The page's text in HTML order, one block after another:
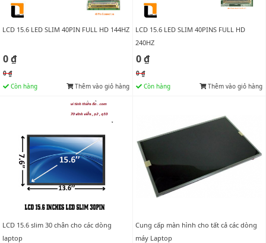
LCD 15.6 LED SLIM 40PIN FULL HD 144HZ
0 ₫
0 ₫
Còn hàng
Thêm vào giỏ hàng
LCD 15.6 LED SLIM 40PINS FULL HD
240HZ
0 ₫
0 ₫
Còn hàng
Thêm vào giỏ hàng
LCD 15.6 slim 30 chân cho các dòng
laptop
Cung cấp màn hình cho tất cả các dòng
máy Laptop